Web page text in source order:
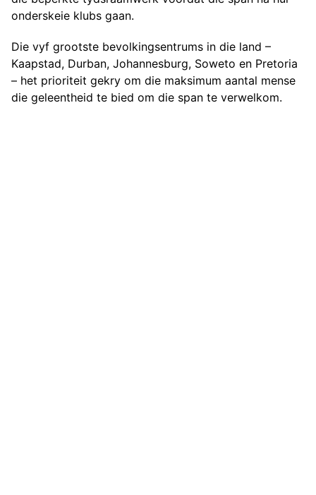
onderskeie klubs gaan.
Die vyf grootste bevolkingsentrums in die land –
Kaapstad, Durban, Johannesburg, Soweto en Pretoria
– het prioriteit gekry om die maksimum aantal mense
die geleentheid te bied om die span te verwelkom.